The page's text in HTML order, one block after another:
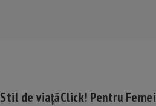
Stil de viațăClick! Pentru Femei